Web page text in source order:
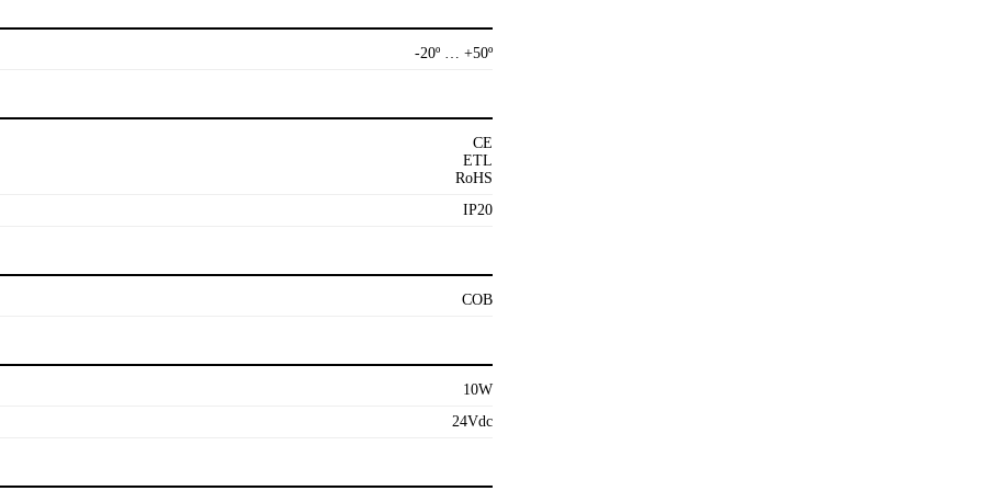
-20º … +50º
CE
ETL
RoHS
IP20
COB
10W
24Vdc